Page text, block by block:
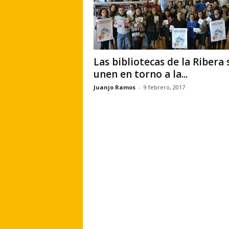
Las bibliotecas de la Ribera
unen en torno a la...
Juanjo Ramos - 9 febrero, 2017